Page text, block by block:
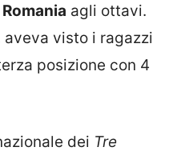
Romania agli ottavi.
visto i ragazzi
posizione con 4
dei Tre